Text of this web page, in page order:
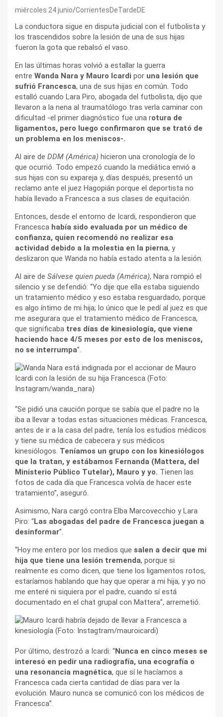
miércoles 24 junio CorrientesDeTardeDE
La conductora sigue en disputa judicial con el futbolista y
los trascendidos sobre la lesión de una de sus hijas
fueron la gota que rebalsó el vaso.
En las últimas horas volvió a estallar la guerra
entre Wanda Nara y Mauro Icardi por una lesión que
sufrió Francesca, una de sus hijas en común. Todo
estalló cuando Lara Piro, abogada del futbolista, dijo que
llevaron a la nena al traumatólogo tras verla caminar con
dificultad -el primer diagnóstico fue una rotura de
ligamentos, pero luego confirmaron que se trató de
un problema en los meniscos-.
Al aire de DDM (América) hicieron una cronología de lo
que ocurrió. Todo empezó cuando la mediática envió a
sus hijas con su expareja y, días después, presentó un
reclamo ante el juez Hagopián porque el deportista no
había llevado a Francesca a sus clases de equitación.
Entonces, desde el entorno de Icardi, respondieron que
Francesca había sido evaluada por un médico de
confianza, quien recomendó no realizar esa
actividad debido a la molestia en la pierna, y
deslizaron que Wanda no había estado atenta a la lesión.
Al aire de Sálvese quien pueda (América), Nara rompió el
silencio y se defendió: “Yo dije que ella estaba siguiendo
un tratamiento médico y eso estaba resguardado, porque
es algo íntimo de mi hija; lo único que le pedí al juez es que
me asegurara que el tratamiento médico de Francesca,
que significaba tres días de kinesiología, que viene
haciendo hace 4/5 meses por esto de los meniscos,
no se interrumpa”.
“Se pidió una caución porque se sabía que el padre no la
iba a llevar a todas estas situaciones médicas. Francesca,
antes de ir a la casa del padre, tenía los estudios médicos
y tiene su médica de cabecera y sus médicos
kinesiólogos. Teníamos un grupo con los kinesiólogos
que la tratan, y estábamos Fernanda (Mattera, del
Ministerio Público Tutelar), Mauro y yo. Tienen las
fotos de cada día que Francesca volvía de hacer este
tratamiento”, aseguró.
Asimismo, Nara cargó contra Elba Marcovecchio y Lara
Piro: “Las abogadas del padre de Francesca juegan a
desinformar”.
“Hoy me entero por los medios que salen a decir que mi
hija que tiene una lesión tremenda, porque si
realmente es como dicen, que tiene los ligamentos rotos,
estaríamos hablando que hay que operar a mi hija, y yo no
me enteré ni siquiera por el padre, cuando sí está
documentado en el chat grupal con Mattera”, arremetió.
Por último, destrozó a Icardi: “Nunca en cinco meses se
interesó en pedir una radiografía, una ecografía o
una resonancia magnética, que sí le hacíamos a
Francesca cada cierta cantidad de días para ver la
evolución. Mauro nunca se comunicó con los médicos de
Francesca”.